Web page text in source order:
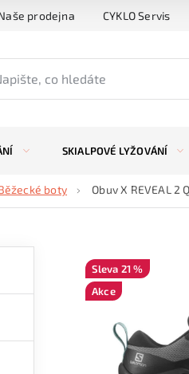
prodejna CYKLO Servis
SKIALPOVÉ LYŽOVÁNÍ
boty Obuv X REVEAL
21 %
Akce